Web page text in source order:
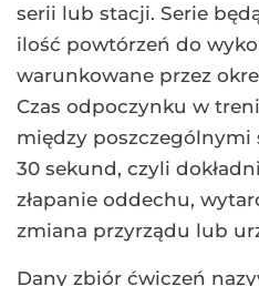
serii lub stacji. Serie
ilość powtórzeń do
warunkowane przez
Czas odpoczynku w
między poszczególnymi
30 sekund, czyli
złapanie oddechu,
zmiana przyrządu lub
Dany zbiór ćwiczeń